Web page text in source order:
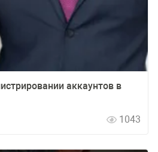
аккаунтов в
1043